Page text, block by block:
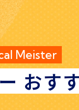
Meister
おす